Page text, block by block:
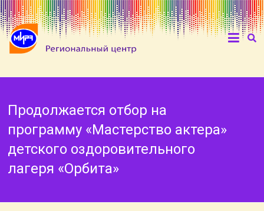
Продолжается отбор на
программу «Мастерство актера»
детского оздоровительного
лагеря «Орбита»